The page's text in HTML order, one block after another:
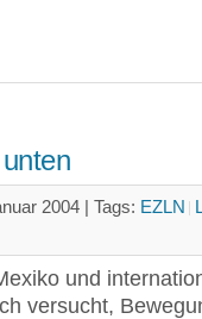
2004 | Tags: EZLN
und
versucht,